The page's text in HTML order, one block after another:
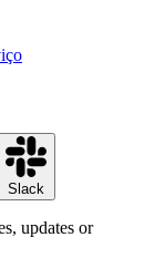
Slack
updates or